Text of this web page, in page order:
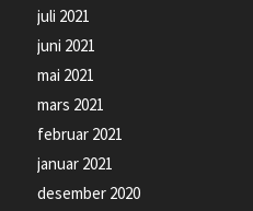
juli 2021
juni 2021
mai 2021
mars 2021
februar 2021
januar 2021
desember 2020